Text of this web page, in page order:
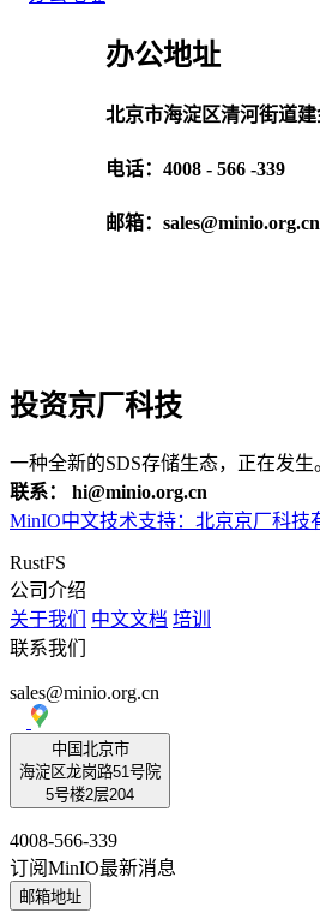
办公地址
北京市海淀区清河街道
电话：4008 - 566 -339
邮箱：sales@minio.org.cn
投资京厂科技
一种全新的SDS存储生态，正在发生
联系： hi@minio.org.cn
MinIO中文技术支持：北京京厂科技
RustFS
公司介绍
关于我们
中文文档 培训
联系我们
sales@minio.org.cn
中国北京市
海淀区龙岗路51号院
5号楼2层204
4008-566-339
订阅MinIO最新消息
邮箱地址